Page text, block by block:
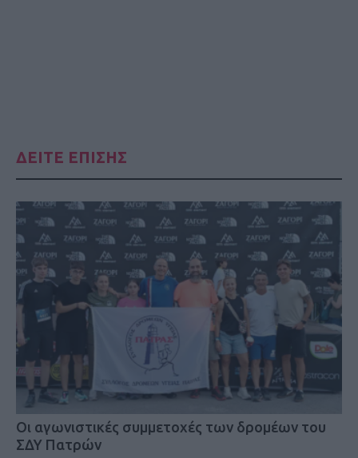
ΔΕΙΤΕ ΕΠΙΣΗΣ
Οι αγωνιστικές συμμετοχές των δρομέων του
ΣΔΥ Πατρών